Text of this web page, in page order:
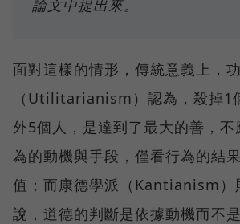
論文中提出來。
面對這樣的情形，傳統意義上，
（Utilitarianism）認為，殺掉1
外5個人，是達到了最大的善，
為的動機與手段，僅看行為的結
值；而康德學派（Kantianism）
說，道德的判斷是依據動機而不